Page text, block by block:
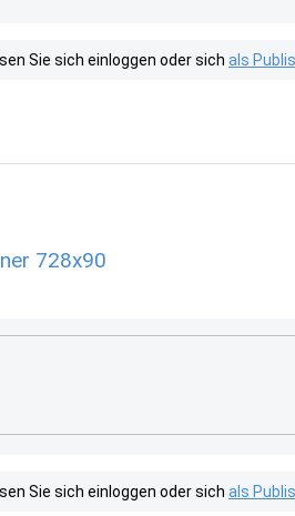
Sie sich einloggen oder sich als
728x90
Sie sich einloggen oder sich als